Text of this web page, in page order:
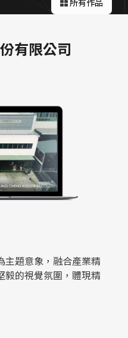
有限公司
主題意象，融合產業精
毅的視覺氛圍，體現精